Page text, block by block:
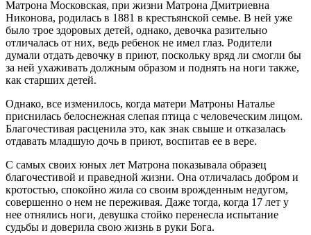
Матрона Московская, при жизни Матрона Дмитриевна
Никонова, родилась в 1881 в крестьянской семье. В ней уже
было трое здоровых детей, однако, девочка разительно
отличалась от них, ведь ребенок не имел глаз. Родители
думали отдать девочку в приют, поскольку вряд ли смогли бы
за ней ухаживать должным образом и поднять на ноги также,
как старших детей.
Однако, все изменилось, когда матери Матроны Наталье
приснилась белоснежная слепая птица с человеческим лицом.
Благочестивая расценила это, как знак свыше и отказалась
отдавать младшую дочь в приют, воспитав ее в вере.
С самых своих юных лет Матрона показывала образец
благочестивой и праведной жизни. Она отличалась добром и
кротостью, спокойно жила со своим врожденным недугом,
совершенно о нем не переживая. Даже тогда, когда 17 лет у
нее отнялись ноги, девушка стойко перенесла испытание
судьбы и доверила свою жизнь в руки Бога.